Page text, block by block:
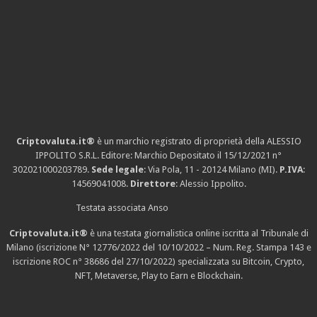
Criptovaluta.it® è un marchio registrato di proprietà della ALESSIO
IPPOLITO S.R.L. Editore: Marchio Depositato il 15/12/2021 n°
302021000203789. Sede legale: Via Pola, 11 - 20124 Milano (MI). P.IVA:
14569041008. Direttore: Alessio Ippolito.
Testata associata Anso
Criptovaluta.it® è una testata giornalistica online iscritta al Tribunale di
Milano (iscrizione N° 12776/2022 del 10/10/2022 – Num. Reg. Stampa 143 e
iscrizione ROC n° 38686 del 27/10/2022) specializzata su Bitcoin, Crypto,
NFT, Metaverse, Play to Earn e Blockchain.